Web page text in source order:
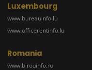
Luxembourg
www.bureauinfo.lu
www.officerentinfo.lu
Romania
www.birouinfo.ro